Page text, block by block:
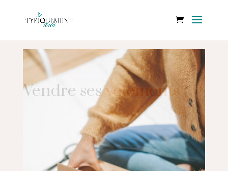
Vendre sesvêtements